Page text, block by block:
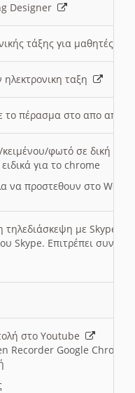
Designer
τάξης για μαθητές
ταξη
το πέρασμα στο απο
φωτό σε δική
για το chrome
να προστεθουν στο Word
με Skype
Skype. Επιτρέπει
στο Youtube
Recorder Google Chrome